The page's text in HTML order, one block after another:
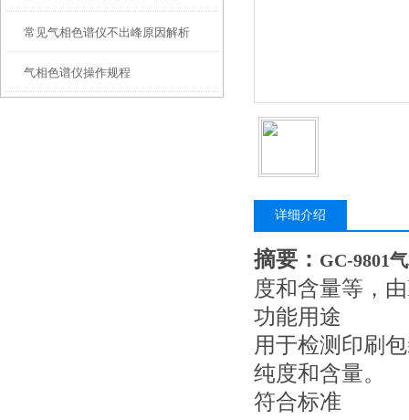
常见气相色谱仪不出峰原因解析
气相色谱仪操作规程
详细介绍
摘要： GC-9801
度和含量等，
功能用途
用于检测印刷
纯度和含量。
符合标准